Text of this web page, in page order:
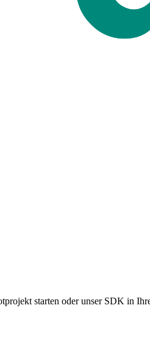
starten oder unser SDK in